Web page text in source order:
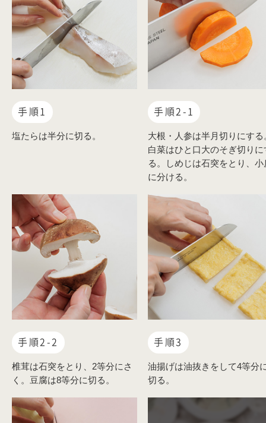
手順1
塩たらは半分に切る。
手順2-1
大根・人参は半月切りにする
白菜はひと口大のそぎ切りに
る。しめじは石突をとり、小
に分ける。
手順2-2
椎茸は石突をとり、2等分にさ
く。豆腐は8等分に切る。
手順3
油揚げは油抜きをして4等分
切る。